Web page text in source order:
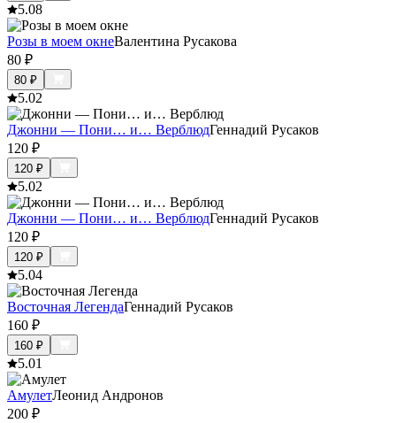
5.08
Розы в моем окнеВалентина Русакова
80 ₽
80 ₽
5.02
Джонни — Пони… и… ВерблюдГеннадий Русаков
120 ₽
120 ₽
5.02
Джонни — Пони… и… ВерблюдГеннадий Русаков
120 ₽
120 ₽
5.04
Восточная ЛегендаГеннадий Русаков
160 ₽
160 ₽
5.01
АмулетЛеонид Андронов
200 ₽